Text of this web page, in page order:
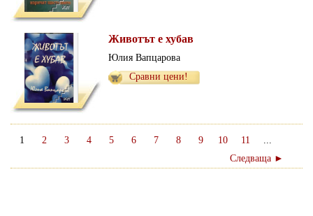
Животът е хубав
Юлия Вапцарова
Сравни цени!
1 2 3 4 5 6 7 8 9 10 11
...
Следваща ►